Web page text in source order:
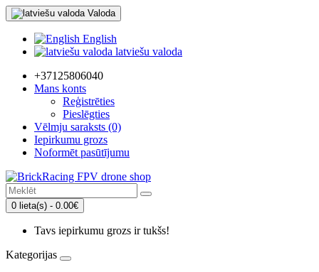
Valoda
English
latviešu valoda
+37125806040
Mans konts
Reģistrēties
Pieslēgties
Vēlmju saraksts (0)
Iepirkumu grozs
Noformēt pasūtījumu
0 lieta(s) - 0.00€
Tavs iepirkumu grozs ir tukšs!
Kategorijas